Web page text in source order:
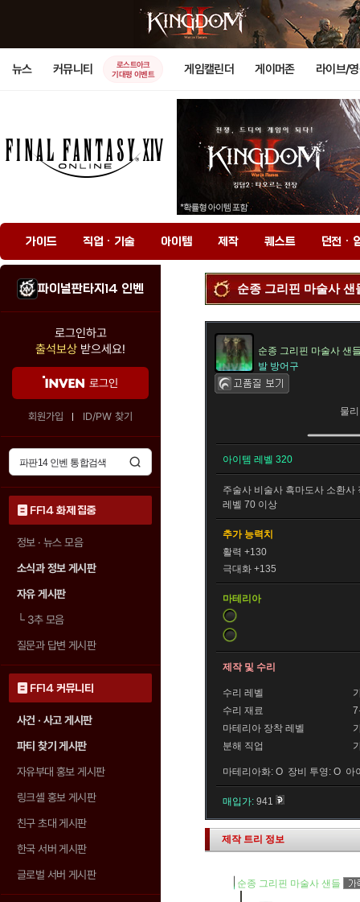
뉴스 커뮤니티
로스트아크
기대평 이벤트
게임캘린더 게이머존 라이브/
가이드 직업 · 기술 아이템 제작 퀘스트 던전 ·
파이널판타지14 인벤
로그인하고
출석보상 받으세요!
로그인
회원가입 ID/PW 찾기
FF14 화제 집중
정보 · 뉴스 모음
소식과 정보 게시판
자유 게시판
└3추 모음
질문과 답변 게시판
FF14 커뮤니티
사건 · 사고 게시판
파티 찾기 게시판
자유부대 홍보 게시판
링크셸 홍보 게시판
친구 초대 게시판
한국 서버 게시판
글로벌 서버 게시판
순종 그리핀 마술사 샌
순종 그리핀 마술사 샌
발 방어구
물
아이템 레벨 320
주술사 비술사 흑마도사 소환사
레벨 70 이상
추가 능력치
활력 +130
극대화 +135
마테리아
제작 및 수리
수리 레벨
수리 재료
7
마테리아 장착 레벨
분해 직업
마테리아화: O 장비 투영: O 아
매입가: 941
제작 트리 정보
순종 그리핀 마술사 샌들